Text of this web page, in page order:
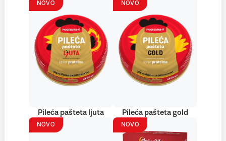
NOVO
Pileća pašteta ljuta
NOVO
Pileća pašteta gold
NOVO NOVO